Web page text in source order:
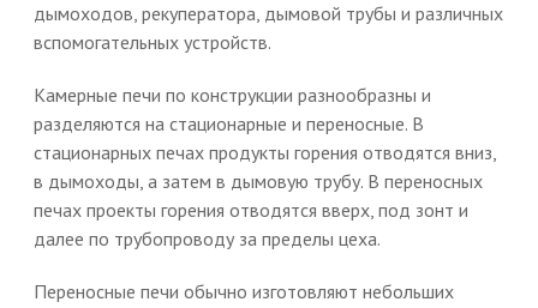
дымоходов, рекуператора, дымовой трубы и различных
вспомогательных устройств.
Камерные печи по конструкции разнообразны и
разделяются на стационарные и переносные. В
стационарных печах продукты горения отводятся вниз,
в дымоходы, а затем в дымовую трубу. В переносных
печах проекты горения отводятся вверх, под зонт и
далее по трубопроводу за пределы цеха.
Переносные печи обычно изготовляют небольших